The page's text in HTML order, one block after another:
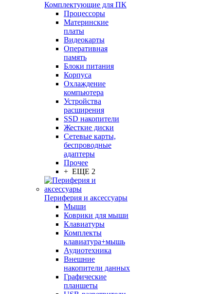
Комплектующие для ПК
Процессоры
Материнские
платы
Видеокарты
Оперативная
память
Блоки питания
Корпуса
Охлаждение
компьютера
Устройства
расширения
SSD накопители
Жесткие диски
Сетевые карты,
беспроводные
адаптеры
Прочее
+ ЕЩЕ 2
Периферия и аксессуары
Мыши
Коврики для мыши
Клавиатуры
Комплекты
клавиатура+мышь
Аудиотехника
Внешние
накопители данных
Графические
планшеты